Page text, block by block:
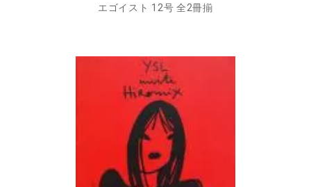
エゴイスト 12号 全2冊揃